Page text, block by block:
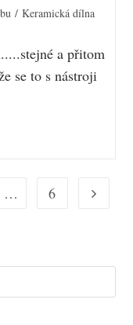
/ Keramická dílna
a přitom
se to s nástroji
… 6